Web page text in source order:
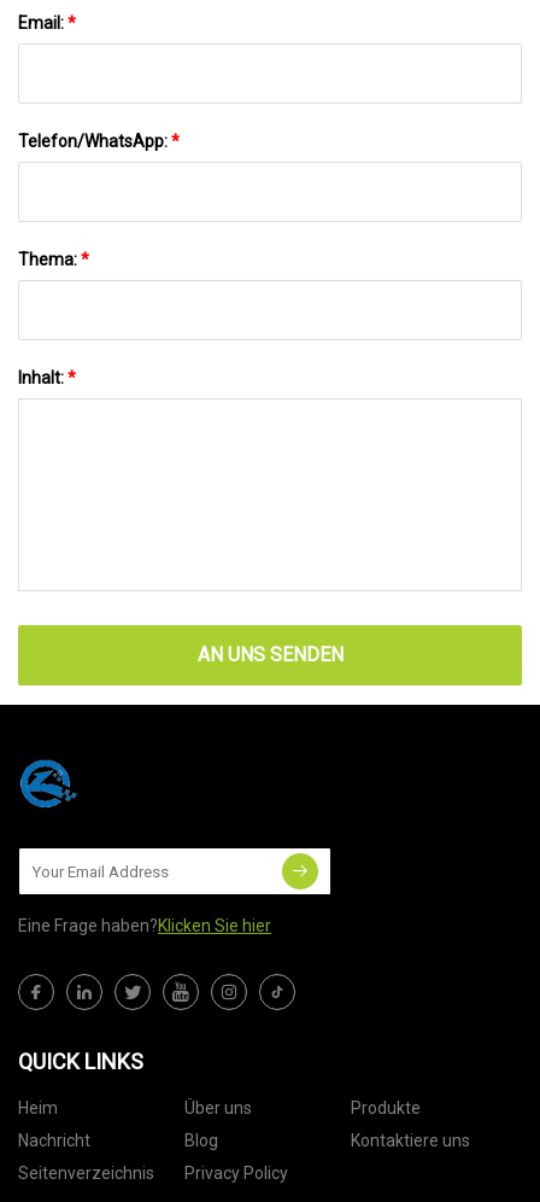
Email:*
Telefon/WhatsApp:*
Thema:*
Inhalt:*
AN UNS SENDEN
Eine Frage haben?Klicken Sie hier
QUICK LINKS
Heim Über uns
Produkte
Nachricht
Blog
Kontaktiere uns
Seitenverzeichnis
Privacy Policy